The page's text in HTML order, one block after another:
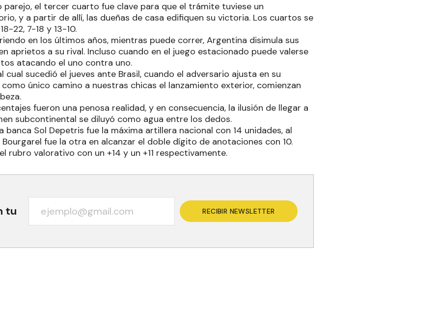
parejo, el tercer cuarto fue clave para que el trámite tuviese un
y a partir de allí, las dueñas de casa edifiquen su victoria. Los cuartos se
22, 7-18 y 13-10.
en los últimos años, mientras puede correr, Argentina disimula sus
aprietos a su rival. Incluso cuando en el juego estacionado puede valerse
atacando el uno contra uno.
cual sucedió el jueves ante Brasil, cuando el adversario ajusta en su
único camino a nuestras chicas el lanzamiento exterior, comienzan
fueron una penosa realidad, y en consecuencia, la ilusión de llegar a
subcontinental se diluyó como agua entre los dedos.
banca Sol Depetris fue la máxima artillera nacional con 14 unidades, al
fue la otra en alcanzar el doble dígito de anotaciones con 10.
rubro valorativo con un +14 y un +11 respectivamente.
tu RECIBIR NEWSLETTER